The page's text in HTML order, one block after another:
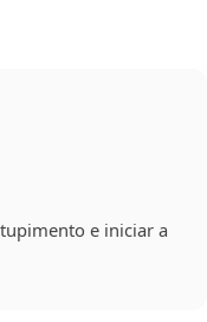
e iniciar a